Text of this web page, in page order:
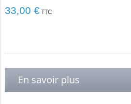
33,00 € TTC
En savoir plus